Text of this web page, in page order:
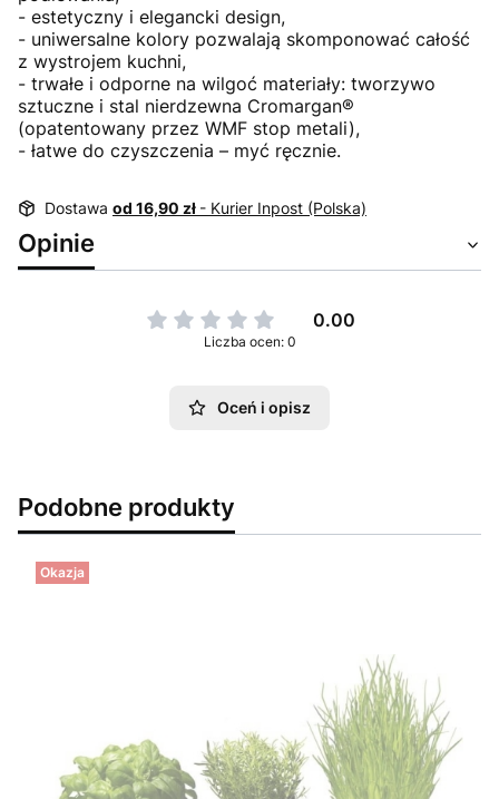
- estetyczny i elegancki design,
- uniwersalne kolory pozwalają skomponować całość
z wystrojem kuchni,
- trwałe i odporne na wilgoć materiały: tworzywo
sztuczne i stal nierdzewna Cromargan®
(opatentowany przez WMF stop metali),
- łatwe do czyszczenia – myć ręcznie.
Dostawa od 16,90 zł - Kurier Inpost (Polska)
Opinie
0.00
Liczba ocen: 0
Oceń i opisz
Podobne produkty
Okazja